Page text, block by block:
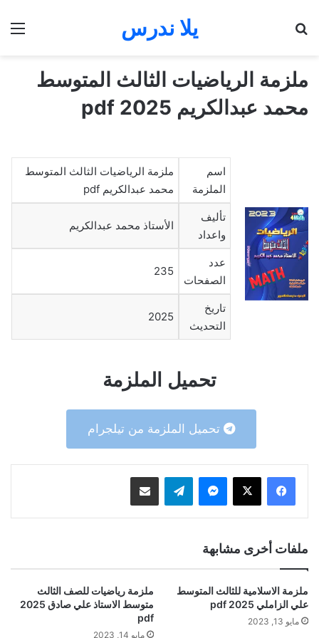
يلا ندرس
ملزمة الرياضيات الثالث المتوسط
محمد عبدالكريم 2025 pdf
اسم
الملزمة
ملزمة الرياضيات الثالث المتوسط
محمد عبدالكريم pdf
تأليف
واعداد
الأستاذ محمد عبدالكريم
عدد
الصفحات
235
تاريخ
التحديث
2025
تحميل الملزمة
تحميل الملزمة من تيلجرام
ماسنجر تيلقرام مشاركة عبر البريد
ملفات أخرى مشابهة
ملزمة الاسلامية للثالث المتوسط
علي الزاملي 2025 pdf
مايو 13, 2023
ملزمة رياضيات للصف الثالث
متوسط الاستاذ علي صادق 2025
pdf
مايو 14, 2023